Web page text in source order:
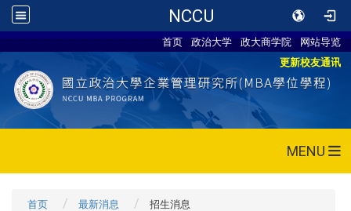
NCCU
首页 政治大学 政大商学院
网站导览
更新校友通讯
MENU
首页 最新消息 招生消息